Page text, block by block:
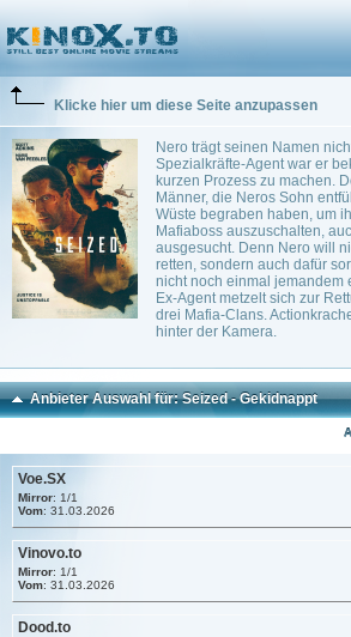
Klicke hier um diese Seite anzupassen
Nero trägt seinen Namen
Spezialkräfte-Agent war er
kurzen Prozess zu machen.
Männer, die Neros Sohn
Wüste begraben haben, um
Mafiaboss auszuschalten,
ausgesucht. Denn Nero will
retten, sondern auch dafür
nicht noch einmal jemandem
Ex-Agent metzelt sich zur
drei Mafia-Clans.
hinter der Kamera.
0
Anbieter Auswahl für: Seized - Gekidnappt
Voe.SX
Mirror: 1/1
Vom: 31.03.2026
Vinovo.to
Mirror: 1/1
Vom: 31.03.2026
Dood.to